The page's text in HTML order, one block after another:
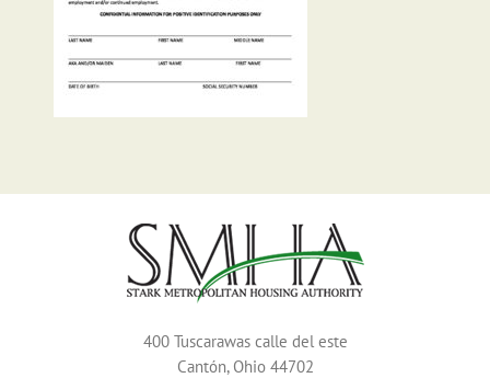
400 Tuscarawas calle del este
Cantón, Ohio 44702